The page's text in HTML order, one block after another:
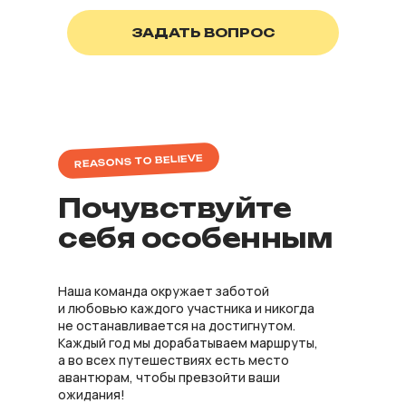
ЗАДАТЬ ВОПРОС
REASONS TO BELIEVE
Почувствуйте
себя особенным
Наша команда окружает заботой
и любовью каждого участника и никогда
не останавливается на достигнутом.
Каждый год мы дорабатываем маршруты,
а во всех путешествиях есть место
авантюрам, чтобы превзойти ваши
ожидания!